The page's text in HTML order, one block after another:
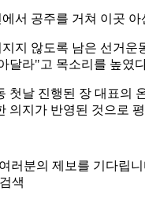
서 공주를 거쳐 이곳
지 않도록 남은 선거
달라"고 목소리를 높였
첫날 진행된 장 대표의
의지가 반영된 것으로
러분의 제보를 기다립니
색